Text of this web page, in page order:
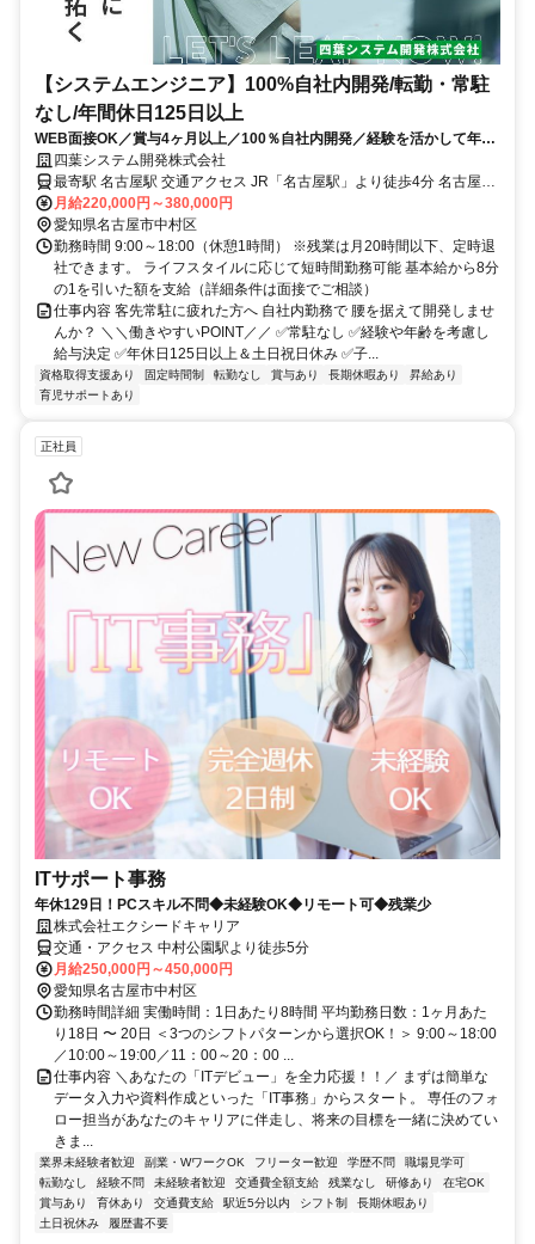
【システムエンジニア】100%自社内開発/転勤・常駐
なし/年間休日125日以上
WEB面接OK／賞与4ヶ月以上／100％自社内開発／経験を活かして年収
500万円以上を実現
四葉システム開発株式会社
最寄駅 名古屋駅 交通アクセス JR「名古屋駅」より徒歩4分 名古屋開
発室勤務のため、クライアント先への常駐なし 転勤なし、状況に応
月給220,000円～380,000円
愛知県名古屋市中村区
勤務時間 9:00～18:00（休憩1時間） ※残業は月20時間以下、定時退
社できます。 ライフスタイルに応じて短時間勤務可能 基本給から8分
の1を引いた額を支給（詳細条件は面接でご相談）
仕事内容 客先常駐に疲れた方へ 自社内勤務で 腰を据えて開発しませ
んか？ ＼＼働きやすいPOINT／／ ✅常駐なし ✅経験や年齢を考慮し
給与決定 ✅年休日125日以上＆土日祝日休み ✅子...
資格取得支援あり 固定時間制 転勤なし 賞与あり 長期休暇あり
昇給あり
育児サポートあり
正社員
ITサポート事務
年休129日！PCスキル不問◆未経験OK◆リモート可◆残業少
株式会社エクシードキャリア
交通・アクセス 中村公園駅より徒歩5分
月給250,000円～450,000円
愛知県名古屋市中村区
勤務時間詳細 実働時間：1日あたり8時間 平均勤務日数：1ヶ月あた
り18日 〜 20日 ＜3つのシフトパターンから選択OK！＞ 9:00～18:00
／10:00～19:00／11：00～20：00 ...
仕事内容 ＼あなたの「ITデビュー」を全力応援！！／ まずは簡単な
データ入力や資料作成といった「IT事務」からスタート。 専任のフォ
ロー担当があなたのキャリアに伴走し、将来の目標を一緒に決めてい
きま...
業界未経験者歓迎 副業・WワークOK フリーター歓迎 学歴不問
職場見学可
転勤なし
経験不問 未経験者歓迎 交通費全額支給 残業なし 研修あり
在宅OK
賞与あり
育休あり 交通費支給 駅近5分以内 シフト制
長期休暇あり
土日祝休み
履歴書不要